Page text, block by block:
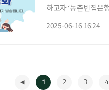
하고자 ‘농촌빈집은
2025-06-16 16:24
1 2 3 4